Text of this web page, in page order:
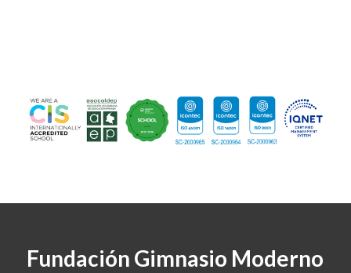
Fundación Gimnasio Moderno